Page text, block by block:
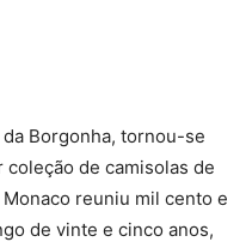
Borgonha, tornou-se
de camisolas de
reuniu mil cento e
de vinte e cinco anos,